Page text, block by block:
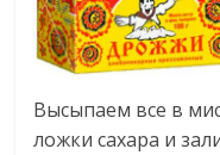
Высыпаем все в
ложки сахара и